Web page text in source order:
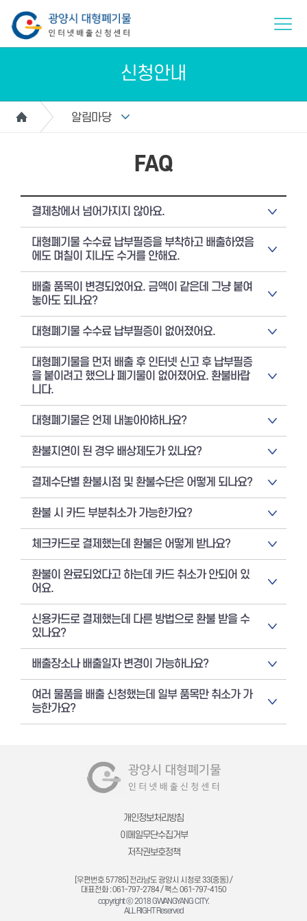
신청안내
알림마당
FAQ
결제창에서 넘어가지지 않아요.
대형폐기물 수수료 납부필증을 부착하고 배출하였음
에도 며칠이 지나도 수거를 안해요.
배출 품목이 변경되었어요. 금액이 같은데 그냥 붙여
놓아도 되나요?
대형폐기물 수수료 납부필증이 없어졌어요.
대형폐기물을 먼저 배출 후 인터넷 신고 후 납부필증
을 붙이려고 했으나 폐기물이 없어졌어요. 환불바랍
니다.
대형폐기물은 언제 내놓아야하나요?
환불지연이 된 경우 배상제도가 있나요?
결제수단별 환불시점 및 환불수단은 어떻게 되나요?
환불 시 카드 부분취소가 가능한가요?
체크카드로 결제했는데 환불은 어떻게 받나요?
환불이 완료되었다고 하는데 카드 취소가 안되어 있
어요.
신용카드로 결제했는데 다른 방법으로 환불 받을 수
있나요?
배출장소나 배출일자 변경이 가능하나요?
여러 물품을 배출 신청했는데 일부 품목만 취소가 가
능한가요?
개인정보처리방침
이메일무단수집거부
저작권보호정책
[우편번호 57785] 전라남도 광양시 시청로 33(중동) /
대표전화 : 061-797-2784 / 팩스 061-797-4150
copyright ⓒ 2018 GWANGYANG CITY.
ALL RIGHT Reserved